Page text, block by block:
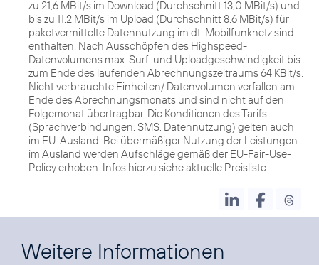
zu 21,6 MBit/s im Download (Durchschnitt 13,0 MBit/s) und
bis zu 11,2 MBit/s im Upload (Durchschnitt 8,6 MBit/s) für
paketvermittelte Datennutzung im dt. Mobilfunknetz sind
enthalten. Nach Ausschöpfen des Highspeed-
Datenvolumens max. Surf-und Uploadgeschwindigkeit bis
zum Ende des laufenden Abrechnungszeitraums 64 KBit/s.
Nicht verbrauchte Einheiten/ Datenvolumen verfallen am
Ende des Abrechnungsmonats und sind nicht auf den
Folgemonat übertragbar. Die Konditionen des Tarifs
(Sprachverbindungen, SMS, Datennutzung) gelten auch
im EU-Ausland. Bei übermäßiger Nutzung der Leistungen
im Ausland werden Aufschläge gemäß der EU-Fair-Use-
Policy erhoben. Infos hierzu siehe aktuelle Preisliste.
Weitere Informationen